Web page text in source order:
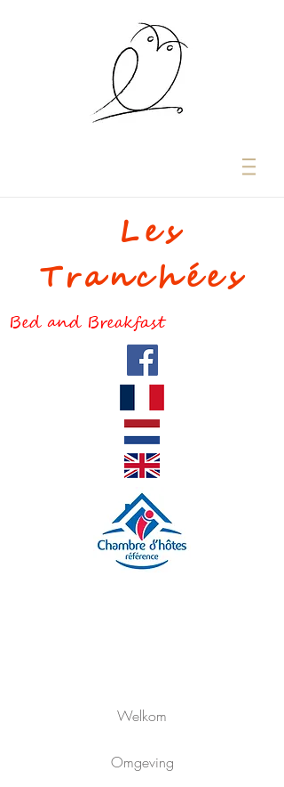
Les
Tranchées
Bed and Breakfast
Welkom
Omgeving